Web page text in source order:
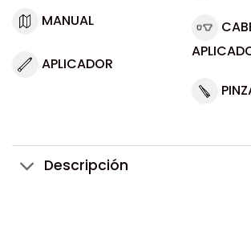
MANUAL
APLICADOR
Descripción